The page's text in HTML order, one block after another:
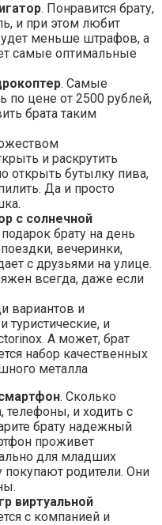
. Понравится брату,
и при этом любит
меньше штрафов, а
самые оптимальные
. Самые
цене от 2500 рублей,
брата таким
и раскрутить
открыть бутылку пива,
Да и просто
с солнечной
брату на день
вечеринки,
с друзьями на улице.
всегда, даже если
вариантов и
туристические, и
А может, брат
набор качественных
металла
. Сколько
телефоны, и ходить с
брату надежный
проживет
для младших
покупают родители. Они
виртуальной
с компанией и